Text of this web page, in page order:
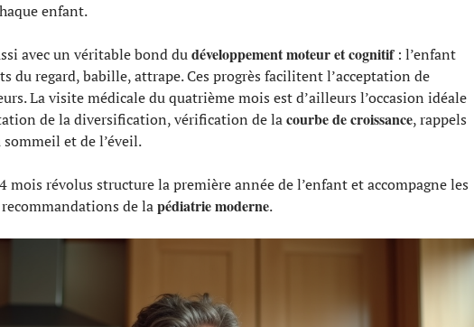
enfant.
avec un véritable bond dudéveloppement moteur et cognitif: l’enfant
du regard, babille, attrape. Ces progrès facilitent l’acceptation de
La visite médicale du quatrième mois est d’ailleurs l’occasion idéale
de la diversification, vérification de lacourbe de croissance, rappels
et de l’éveil.
mois révolus structure la première année de l’enfant et accompagne les
de lapédiatrie moderne.